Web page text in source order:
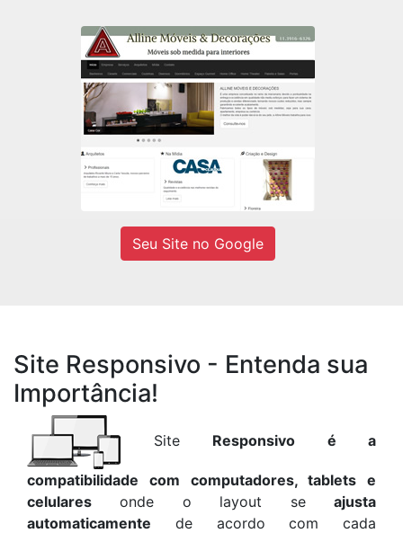
Alline Móveis
Fábrica de móveis sob medidas e
Decorações residencial e comercial.
Ver site
Seu Site no Google
Site Responsivo - Entenda sua
Importância!
Site Responsivo é a
compatibilidade com computadores, tablets e
celulares onde o layout se ajusta
automaticamente de acordo com cada